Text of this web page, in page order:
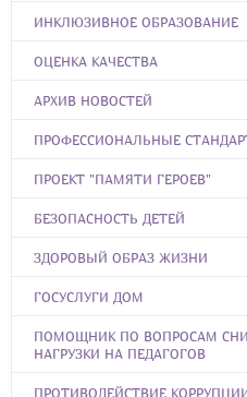
ИНКЛЮЗИВНОЕ ОБРАЗОВАНИЕ
ОЦЕНКА КАЧЕСТВА
АРХИВ НОВОСТЕЙ
ПРОФЕССИОНАЛЬНЫЕ
ПРОЕКТ "ПАМЯТИ ГЕРОЕВ"
БЕЗОПАСНОСТЬ ДЕТЕЙ
ЗДОРОВЫЙ ОБРАЗ ЖИЗНИ
ГОСУСЛУГИ ДОМ
ПОМОЩНИК ПО ВОПРОСАМ
НАГРУЗКИ НА ПЕДАГОГОВ
ПРОТИВОДЕЙСТВИЕ